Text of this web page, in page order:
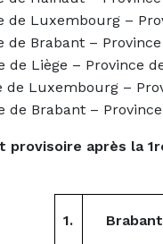
de Luxembourg –
de Brabant –
de Liège – Province
de Luxembourg –
de Brabant –
provisoire après la
1. Brabant